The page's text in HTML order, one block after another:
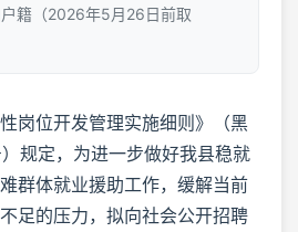
籍（2026年5月26日前取
岗位开发管理实施细则》（黑
规定，为进一步做好我县稳就
群体就业援助工作，缓解当前
足的压力，拟向社会公开招聘